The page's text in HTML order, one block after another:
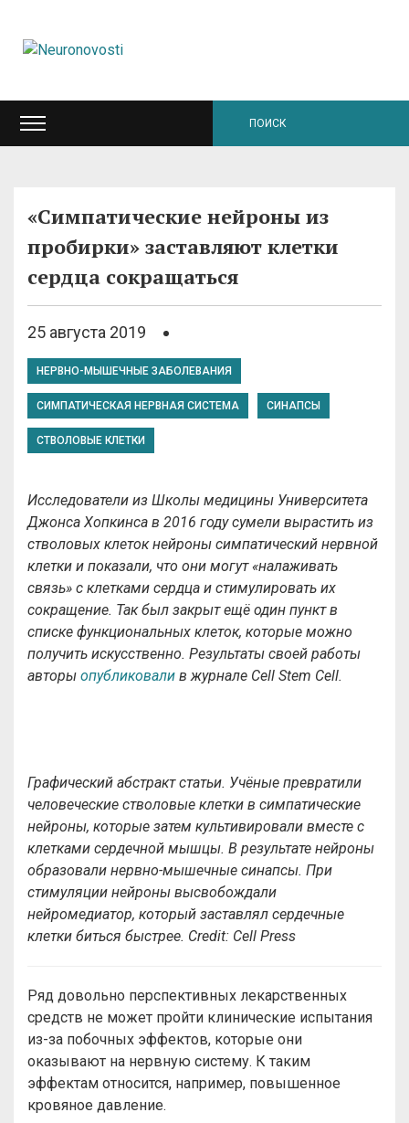
«Симпатические нейроны из
пробирки» заставляют клетки
сердца сокращаться
25 августа 2019
НЕРВНО-МЫШЕЧНЫЕ ЗАБОЛЕВАНИЯ
СИМПАТИЧЕСКАЯ НЕРВНАЯ СИСТЕМА СИНАПСЫ
СТВОЛОВЫЕ КЛЕТКИ
Исследователи из Школы медицины Университета
Джонса Хопкинса в 2016 году сумели вырастить из
стволовых клеток нейроны симпатический нервной
клетки и показали, что они могут «налаживать
связь» с клетками сердца и стимулировать их
сокращение. Так был закрыт ещё один пункт в
списке функциональных клеток, которые можно
получить искусственно. Результаты своей работы
авторы опубликовали в журнале Cell Stem Cell.
Графический абстракт статьи. Учёные превратили
человеческие стволовые клетки в симпатические
нейроны, которые затем культивировали вместе с
клетками сердечной мышцы. В результате нейроны
образовали нервно-мышечные синапсы. При
стимуляции нейроны высвобождали
нейромедиатор, который заставлял сердечные
клетки биться быстрее. Сredit: Cell Press
Ряд довольно перспективных лекарственных
средств не может пройти клинические испытания
из-за побочных эффектов, которые они
оказывают на нервную систему. К таким
эффектам относится, например, повышенное
кровяное давление.